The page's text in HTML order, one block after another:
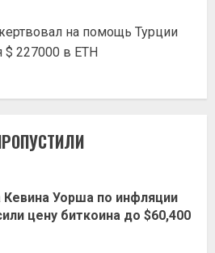
на помощь Турции
$ 227000 в ETH
Кевина Уорша по инфляции
цену биткоина до $60,400